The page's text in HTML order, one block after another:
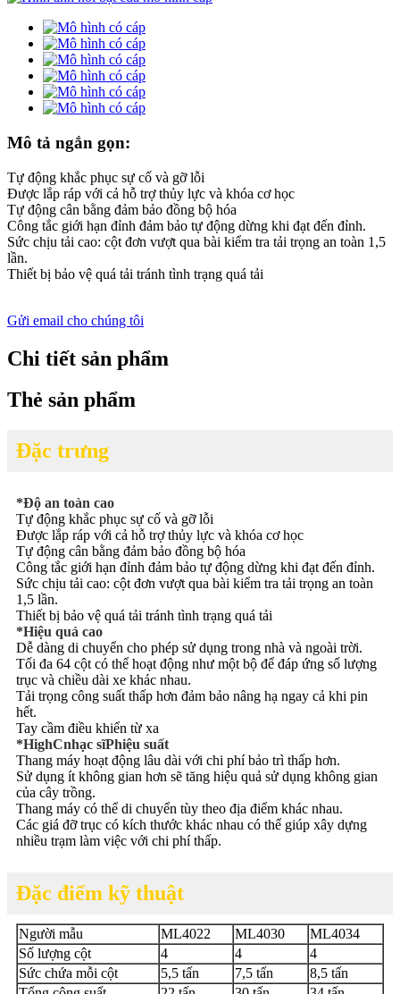
Mô tả ngắn gọn:
Tự động khắc phục sự cố và gỡ lỗi
Được lắp ráp với cả hỗ trợ thủy lực và khóa cơ học
Tự động cân bằng đảm bảo đồng bộ hóa
Công tắc giới hạn đỉnh đảm bảo tự động dừng khi đạt đến đỉnh.
Sức chịu tải cao: cột đơn vượt qua bài kiểm tra tải trọng an toàn 1,5
lần.
Thiết bị bảo vệ quá tải tránh tình trạng quá tải
Gửi email cho chúng tôi
Chi tiết sản phẩm
Thẻ sản phẩm
Đặc trưng
*Độ an toàn cao
Tự động khắc phục sự cố và gỡ lỗi
Được lắp ráp với cả hỗ trợ thủy lực và khóa cơ học
Tự động cân bằng đảm bảo đồng bộ hóa
Công tắc giới hạn đỉnh đảm bảo tự động dừng khi đạt đến đỉnh.
Sức chịu tải cao: cột đơn vượt qua bài kiểm tra tải trọng an toàn
1,5 lần.
Thiết bị bảo vệ quá tải tránh tình trạng quá tải
*Hiệu quả cao
Dễ dàng di chuyển cho phép sử dụng trong nhà và ngoài trời.
Tối đa 64 cột có thể hoạt động như một bộ để đáp ứng số lượng
trục và chiều dài xe khác nhau.
Tải trọng công suất thấp hơn đảm bảo nâng hạ ngay cả khi pin
hết.
Tay cầm điều khiển từ xa
*HighCnhạc sĩPhiệu suất
Thang máy hoạt động lâu dài với chi phí bảo trì thấp hơn.
Sử dụng ít không gian hơn sẽ tăng hiệu quả sử dụng không gian
của cây trồng.
Thang máy có thể di chuyển tùy theo địa điểm khác nhau.
Các giá đỡ trục có kích thước khác nhau có thể giúp xây dựng
nhiều trạm làm việc với chi phí thấp.
Đặc điểm kỹ thuật
Người mẫu ML4022 ML4030
ML4034
Số lượng cột
4 4
4
Sức chứa mỗi cột
5,5 tấn 7,5 tấn
8,5 tấn